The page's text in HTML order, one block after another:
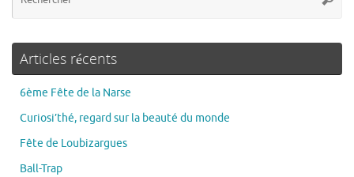
Articles récents
6ème Fête de la Narse
Curiosi’thé, regard sur la beauté du monde
Fête de Loubizargues
Ball-Trap